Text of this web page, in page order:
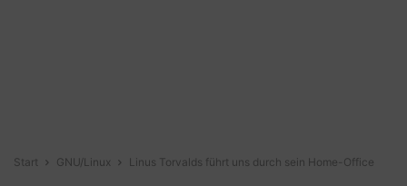
Start GNU/Linux Linus Torvalds führt uns durch sein Home-Office